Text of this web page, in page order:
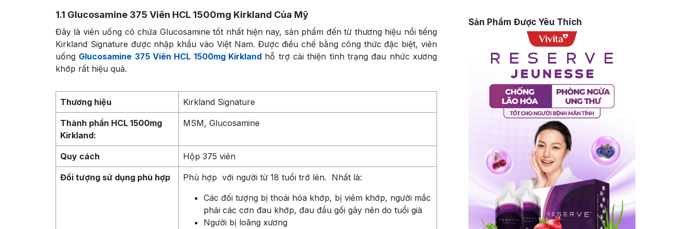
1.1 Glucosamine 375 Viên HCL 1500mg Kirkland Của Mỹ
Đây là viên uống có chứa Glucosamine tốt nhất hiện nay, sản phẩm đến từ thương hiệu nổi tiếng
Kirkland Signature được nhập khẩu vào Việt Nam. Được điều chế bằng công thức đặc biệt, viên
uống Glucosamine 375 Viên HCL 1500mg Kirkland hỗ trợ cải thiện tình trạng đau nhức xương
khớp rất hiệu quả.
Thương hiệu Kirkland Signature
Thành phần HCL 1500mg
Kirkland:
MSM, Glucosamine
Quy cách Hộp 375 viên
Đối tượng sử dụng phù hợp
Phù hợp với người từ 18 tuổi trở lên. Nhất là:
Các đối tượng bị thoái hóa khớp, bị viêm khớp, người mắc
phải các cơn đau khớp, đau đầu gối gây nên do tuổi già
Người bị loãng xương
Sản Phẩm Được Yêu Thích